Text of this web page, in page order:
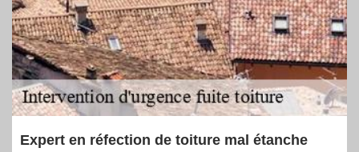
Expert en réfection de toiture mal étanche